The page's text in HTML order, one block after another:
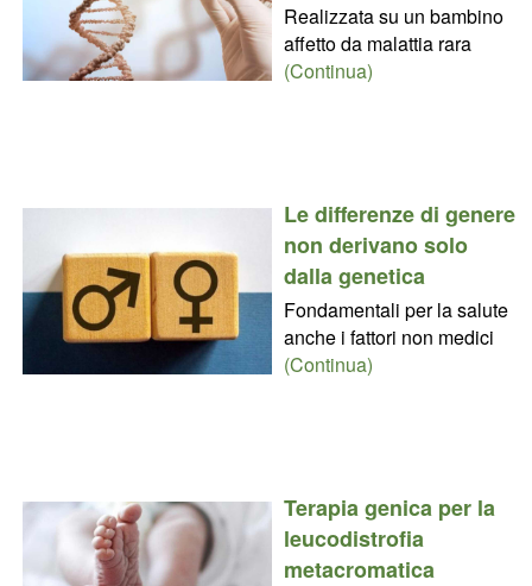
Realizzata su un bambino
affetto da malattia rara
(Continua)
Le differenze di genere
non derivano solo
dalla genetica
Fondamentali per la salute
anche i fattori non medici
(Continua)
Terapia genica per la
leucodistrofia
metacromatica